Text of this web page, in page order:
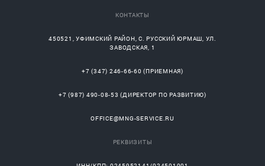
КОНТАКТЫ
450521 ,УФИМСКИЙ РАЙОН, С.РУССКИЙ ЮРМАШ, УЛ.
ЗАВОДСКАЯ, 1
+7 (347) 246-66-60 (ПРИЕМНАЯ)
+7 (987) 490-08-53 (ДИРЕКТОР ПО РАЗВИТИЮ)
OFFICE@MNG-SERVICE.RU
РЕКВИЗИТЫ